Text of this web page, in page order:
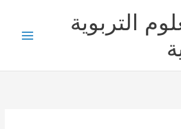
التربوية